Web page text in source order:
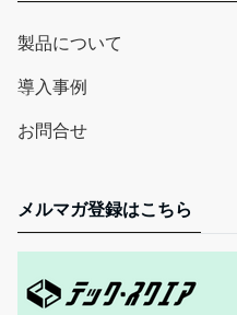
製品について
導入事例
お問合せ
メルマガ登録はこちら